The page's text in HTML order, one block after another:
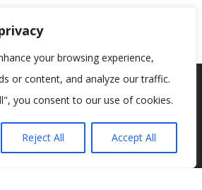
your browsing experience,
or content, and analyze our traffic.
you consent to our use of cookies.
Reject All Accept All
bismo vam pružili najbolje iskustvo na
koje koristimo ili opcije za